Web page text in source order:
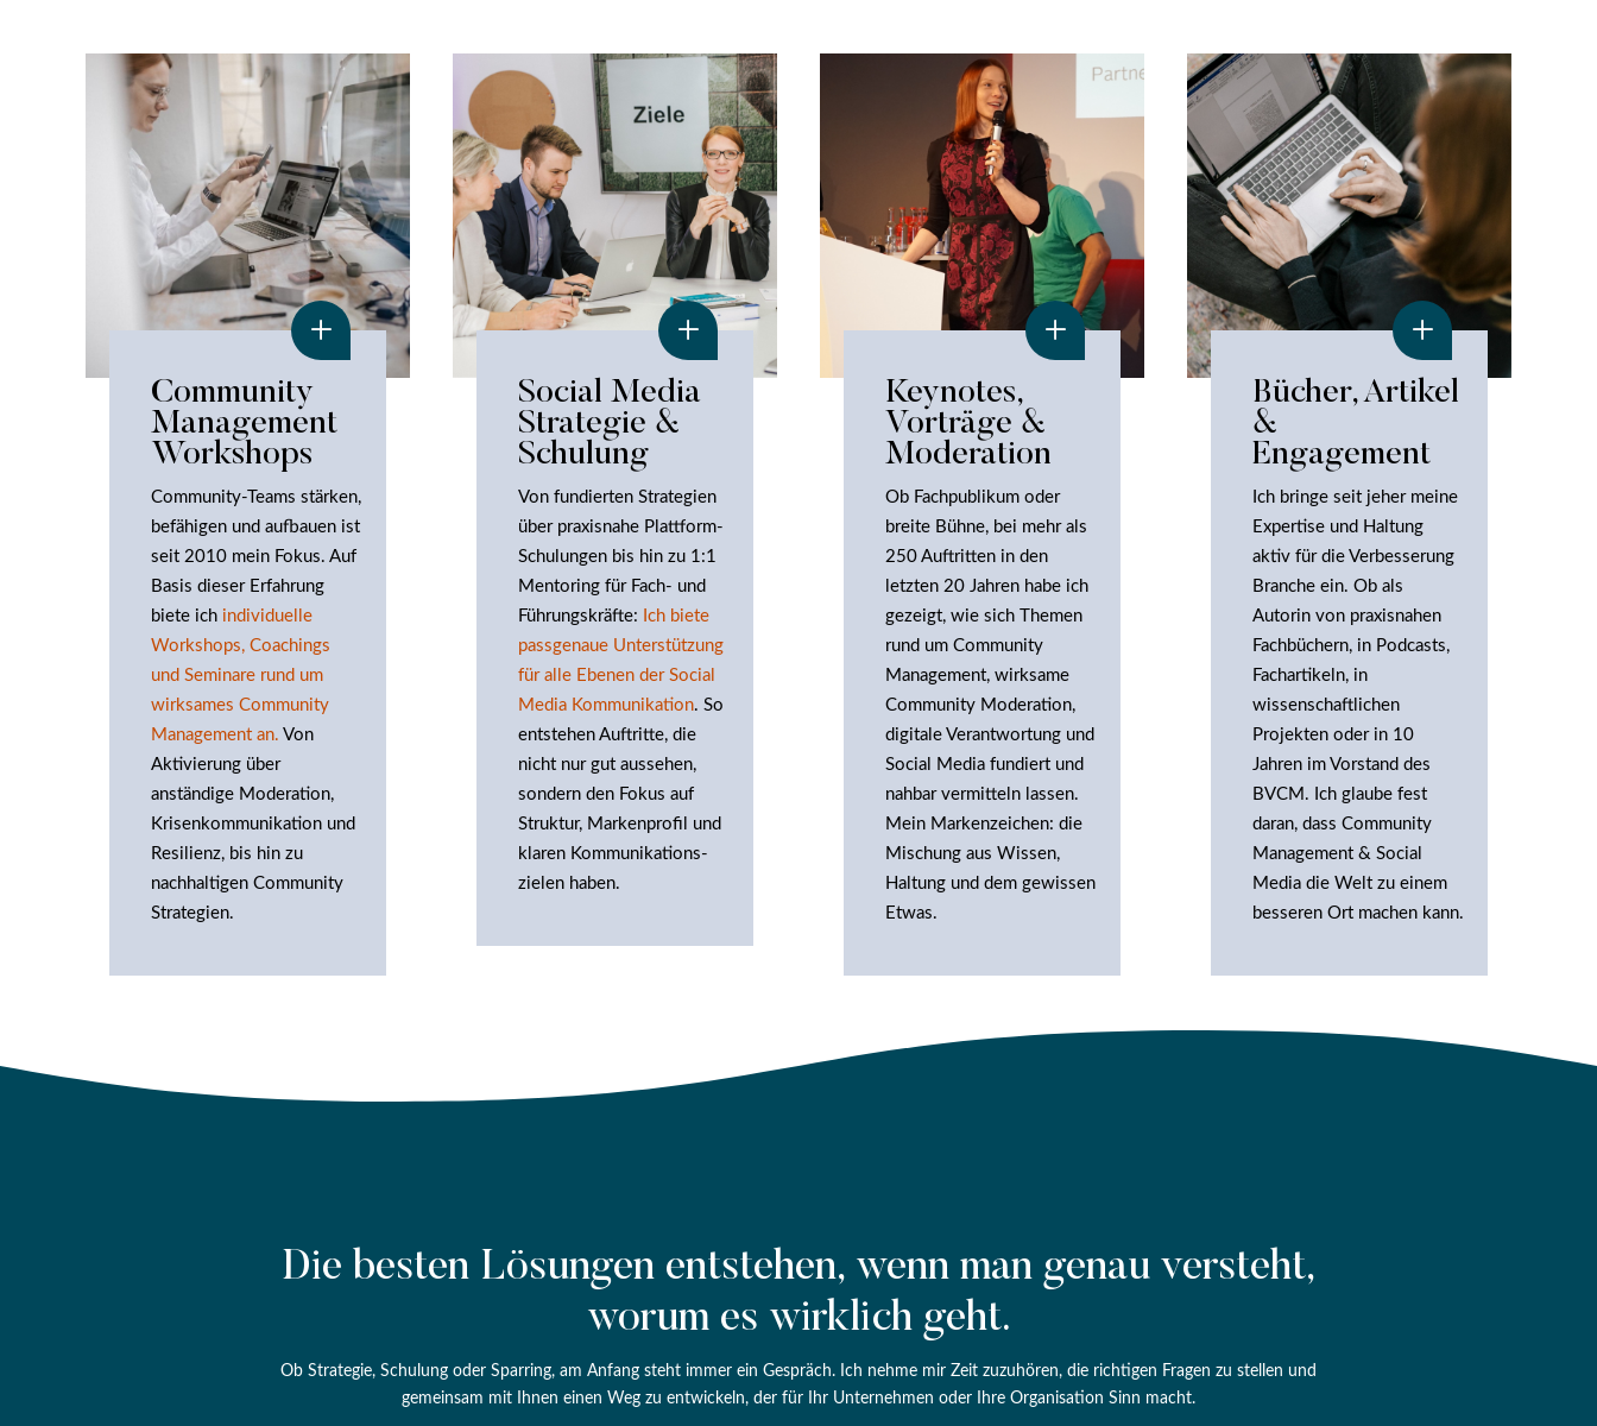
Community
Management
Workshops
Community-Teams stärken,
befähigen und aufbauen ist
seit 2010 mein Fokus. Auf
Basis dieser Erfahrung
biete ich individuelle
Workshops, Coachings
und Seminare rund um
wirksames Community
Management an. Von
Aktivierung über
anständige Moderation,
Krisenkommunikation und
Resilienz, bis hin zu
nachhaltigen Community
Strategien.
Social Media
Strategie &
Schulung
Von fundierten Strategien
über praxisnahe Plattform-
Schulungen bis hin zu 1:1
Mentoring für Fach- und
Führungskräfte: Ich biete
passgenaue Unterstützung
für alle Ebenen der Social
Media Kommunikation. So
entstehen Auftritte, die
nicht nur gut aussehen,
sondern den Fokus auf
Struktur, Markenprofil und
klaren Kommunikations-
zielen haben.
Keynotes,
Vorträge &
Moderation
Ob Fachpublikum oder
breite Bühne, bei mehr als
250 Auftritten in den
letzten 20 Jahren habe ich
gezeigt, wie sich Themen
rund um Community
Management, wirksame
Community Moderation,
digitale Verantwortung und
Social Media fundiert und
nahbar vermitteln lassen.
Mein Markenzeichen: die
Mischung aus Wissen,
Haltung und dem gewissen
Etwas.
Bücher, Artikel
&
Engagement
Ich bringe seit jeher meine
Expertise und Haltung
aktiv für die Verbesserung
Branche ein. Ob als
Autorin von praxisnahen
Fachbüchern, in Podcasts,
Fachartikeln, in
wissenschaftlichen
Projekten oder in 10
Jahren im Vorstand des
BVCM. Ich glaube fest
daran, dass Community
Management & Social
Media die Welt zu einem
besseren Ort machen kann.
Die besten Lösungen entstehen, wenn man genau versteht,
worum es wirklich geht.
Ob Strategie, Schulung oder Sparring, am Anfang steht immer ein Gespräch. Ich nehme mir Zeit zuzuhören, die richtigen Fragen zu stellen und
gemeinsam mit Ihnen einen Weg zu entwickeln, der für Ihr Unternehmen oder Ihre Organisation Sinn macht.